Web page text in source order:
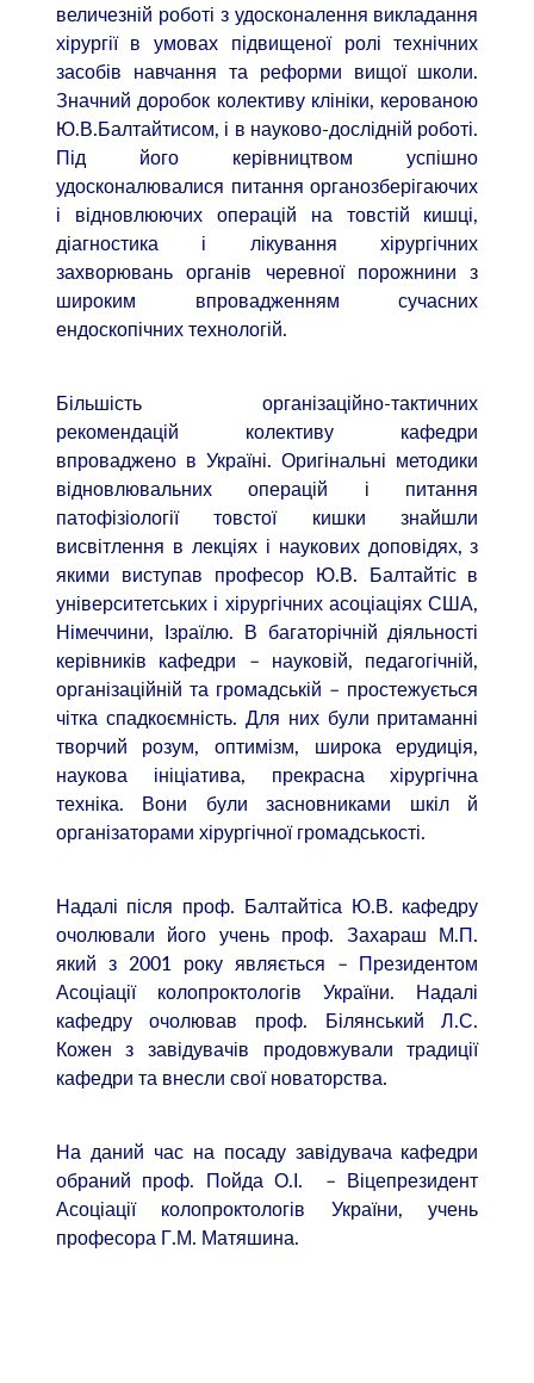
величезній роботі з удосконалення викладання
хірургії в умовах підвищеної ролі технічних
засобів навчання та реформи вищої школи.
Значний доробок колективу клініки, керованою
Ю.В.Балтайтисом, і в науково-дослідній роботі.
Під його керівництвом успішно
удосконалювалися питання органозберігаючих
і відновлюючих операцій на товстій кишці,
діагностика і лікування хірургічних
захворювань органів черевної порожнини з
широким впровадженням сучасних
ендоскопічних технологій.
Більшість організаційно-тактичних
рекомендацій колективу кафедри
впроваджено в Україні. Оригінальні методики
відновлювальних операцій і питання
патофізіології товстої кишки знайшли
висвітлення в лекціях і наукових доповідях, з
якими виступав професор Ю.В. Балтайтіс в
університетських і хірургічних асоціаціях США,
Німеччини, Ізраїлю. В багаторічній діяльності
керівників кафедри – науковій, педагогічній,
організаційній та громадській – простежується
чітка спадкоємність. Для них були притаманні
творчий розум, оптимізм, широка ерудиція,
наукова ініціатива, прекрасна хірургічна
техніка. Вони були засновниками шкіл й
організаторами хірургічної громадськості.
Надалі після проф. Балтайтіса Ю.В. кафедру
очолювали його учень проф. Захараш М.П.
який з 2001 року являється – Президентом
Асоціації колопроктологів України. Надалі
кафедру очолював проф. Білянський Л.С.
Кожен з завідувачів продовжували традиції
кафедри та внесли свої новаторства.
На даний час на посаду завідувача кафедри
обраний проф. Пойда О.І. – Віцепрезидент
Асоціації колопроктологів України, учень
професора Г.М. Матяшина.